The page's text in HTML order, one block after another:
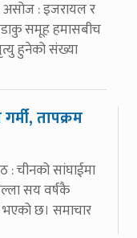
असोज : इजरायल र
समूह हमासबीच
हुनेको संख्या
तापक्रम
: चीनको सांघाईमा
सय वर्षकै
भएको छ। समाचार